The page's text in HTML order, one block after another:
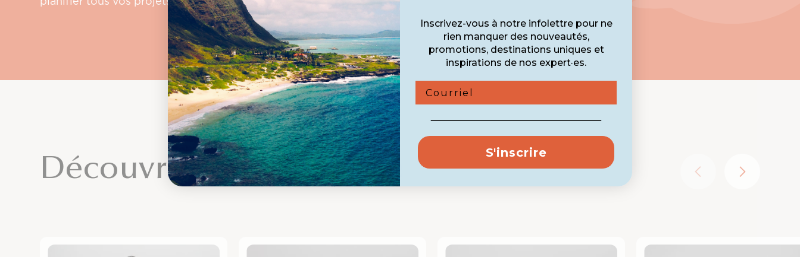
Découvrez notre équipe
Inscrivez-vous à notre infolettre pour ne
rien manquer des nouveautés,
promotions, destinations uniques et
inspirations de nos expert·es.
Courriel
S'inscrire